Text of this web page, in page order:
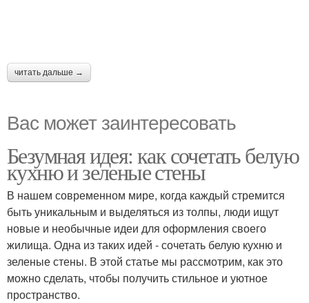
читать дальше →
Вас может заинтересовать
Безумная идея: как сочетать белую
кухню и зеленые стены
В нашем современном мире, когда каждый стремится
быть уникальным и выделяться из толпы, люди ищут
новые и необычные идеи для оформления своего
жилища. Одна из таких идей - сочетать белую кухню и
зеленые стены. В этой статье мы рассмотрим, как это
можно сделать, чтобы получить стильное и уютное
пространство.